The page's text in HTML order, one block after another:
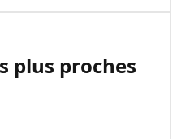
plus proches